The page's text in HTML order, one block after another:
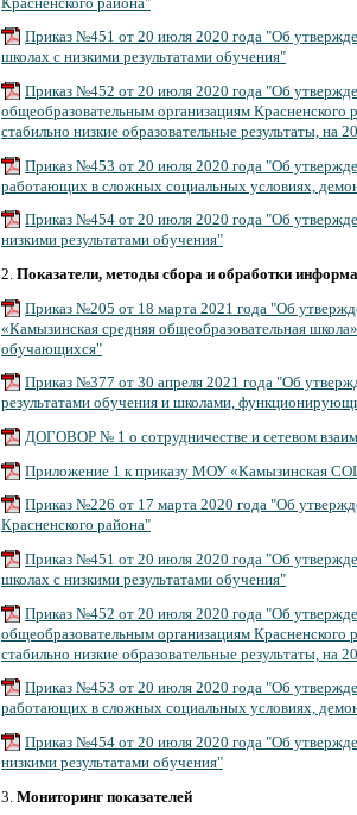
Приказ №451 от 20 июля 2020 года "Об
школах с низкими результатами обучения"
Приказ №452 от 20 июля 2020 года "Об
общеобразовательным организациям
стабильно низкие образовательные результаты, на
Приказ №453 от 20 июля 2020 года "Об
работающих в сложных социальных условиях,
Приказ №454 от 20 июля 2020 года "Об
низкими результатами обучения"
2. Показатели, методы сбора и обработки
Приказ №205 от 18 марта 2021 года "Об
«Камызинская средняя общеобразовательная
обучающихся"
Приказ №377 от 30 апреля 2021 года "Об
результатами обучения и школами,
ДОГОВОР № 1 о сотрудничестве и сетевом
Приложение 1 к приказу МОУ «Камызинская
Приказ №226 от 17 марта 2020 года "Об
Красненского района"
Приказ №451 от 20 июля 2020 года "Об
школах с низкими результатами обучения"
Приказ №452 от 20 июля 2020 года "Об
общеобразовательным организациям
стабильно низкие образовательные результаты, на
Приказ №453 от 20 июля 2020 года "Об
работающих в сложных социальных условиях,
Приказ №454 от 20 июля 2020 года "Об
низкими результатами обучения"
3. Мониторинг показателей